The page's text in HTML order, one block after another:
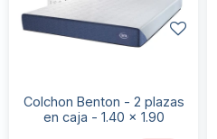
Colchon Benton - 2 plazas
en caja - 1.40 x 1.90